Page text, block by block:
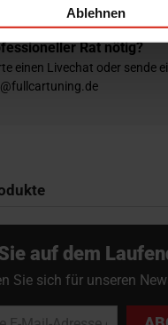
Ablehnen
zurück zu geben.
Rat nötig?
einen Livechat oder sende
auf dem
Sie sich für unseren